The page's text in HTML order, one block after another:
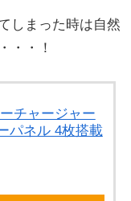
しまった時は自然
・・！
チャージャー
パネル 4枚搭載